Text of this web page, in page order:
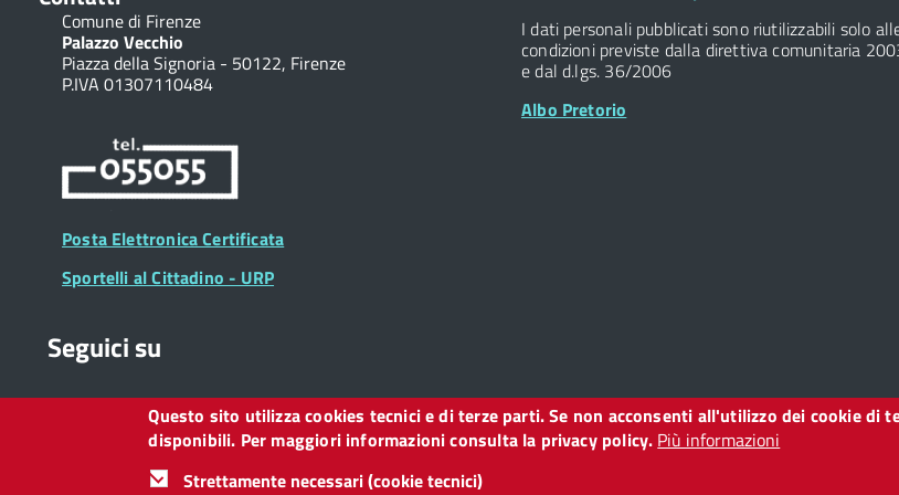
Comune di Firenze
Palazzo Vecchio
Piazza della Signoria - 50122, Firenze
P.IVA 01307110484
Posta Elettronica Certificata
Sportelli al Cittadino - URP
I dati personali pubblicati sono riutilizzabili solo
condizioni previste dalla direttiva comunitaria
e dal d.lgs. 36/2006
Albo Pretorio
Seguici su
Collegamento
Facebook
Collegamento
a
Twitter
Collegamento
a
Instagram
Collegamento
a
LinkedIn
Collegamento
a
You
Collegamento
a
Telegram
Collegamento
a
Whatsapp
Questo sito utilizza cookies tecnici e di terze parti. Se non acconsenti all'utilizzo dei cookie di
disponibili. Per maggiori informazioni consulta la privacy policy. Più informazioni
Strettamente necessari (cookie tecnici)